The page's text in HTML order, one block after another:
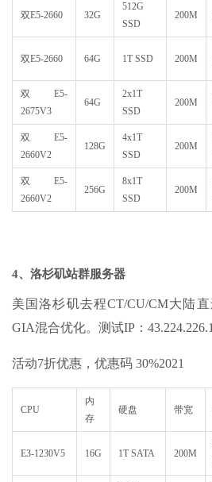
双E5-2660 32G
512G
SSD
200M
双E5-2660 64G 1T SSD 200M
双E5-
2675V3
64G
2x1T
SSD
200M
双E5-
2660V2
128G
4x1T
SSD
200M
双E5-
2660V2
256G
8x1T
SSD
200M
4、洛杉矶站群服务器
美国洛杉矶去程CT/CU/CM大陆
GIA混合优化。测试IP：43.224.226.1
活动7折优惠，优惠码 30%2021
CPU
内
存
硬盘 带宽
E3-1230V5 16G 1T SATA 200M